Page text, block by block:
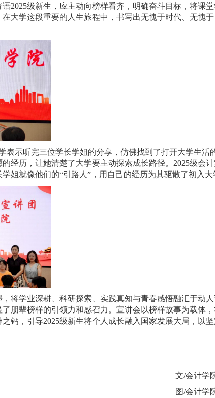
语2025级新生，应主动向榜样看齐，明确奋斗目标，将课
大学这段重要的人生旅程中，书写出无愧于时代、无愧
表示听完三位学长学姐的分享，仿佛找到了打开大学生活
经历，让她清楚了大学要主动探索成长路径。 2025级会
姐就像他们的“引路人”，用自己的经历为其驱散了初入大
将学业深耕、科研探索、实践真知与青春感悟融汇于动
朋辈榜样的引领力和感召力。宣讲会以榜样故事为载体
钙，引导2025级新生将个人成长融入国家发展大局，以
文/会计学
图/会计学